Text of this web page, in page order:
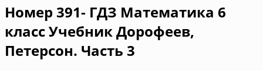
Номер 391- ГДЗ Математика 6
класс Учебник Дорофеев,
Петерсон. Часть 3